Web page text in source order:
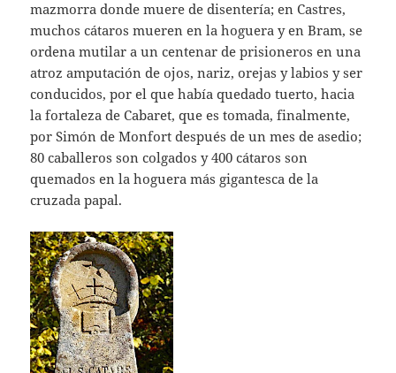
mazmorra donde muere de disentería; en Castres,
muchos cátaros mueren en la hoguera y en Bram, se
ordena mutilar a un centenar de prisioneros en una
atroz amputación de ojos, nariz, orejas y labios y ser
conducidos, por el que había quedado tuerto, hacia
la fortaleza de Cabaret, que es tomada, finalmente,
por Simón de Monfort después de un mes de asedio;
80 caballeros son colgados y 400 cátaros son
quemados en la hoguera más gigantesca de la
cruzada papal.